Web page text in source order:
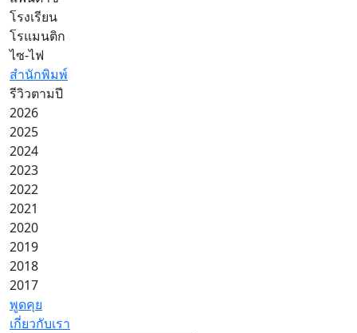
โรงเรียน
โรแมนติก
ไซ-ไฟ
สำนักพิมพ์
รีวิวตามปี
2026
2025
2024
2023
2022
2021
2020
2019
2018
2017
พูดคุย
เกี่ยวกับเรา